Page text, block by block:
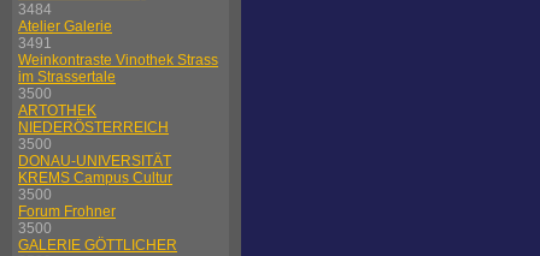
3484
Atelier Galerie
3491
Weinkontraste Vinothek Strass
im Strassertale
3500
ARTOTHEK
NIEDERÖSTERREICH
3500
DONAU-UNIVERSITÄT
KREMS Campus Cultur
3500
Forum Frohner
3500
GALERIE GÖTTLICHER